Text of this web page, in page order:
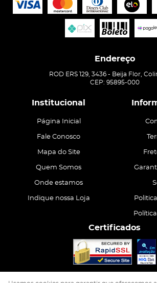
Endereço
ROD ERS 129, 3436 - Beija Flor,
CEP: 95895-000
Institucional
Página Inicial
Fale Conosco
Mapa do Site
Quem Somos
Onde estamos
Indique nossa Loja
Certificados